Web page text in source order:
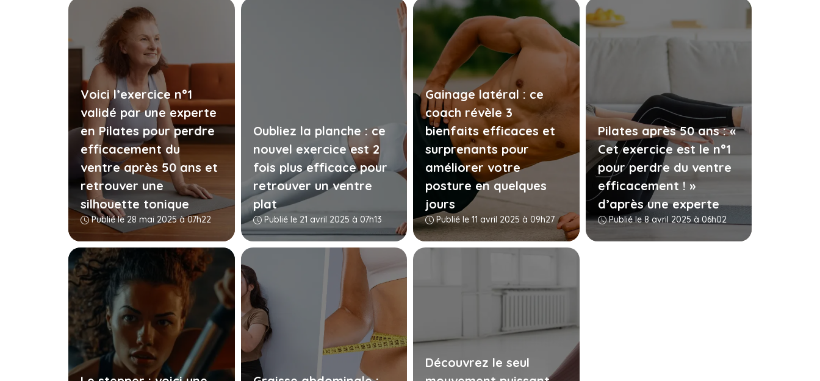
Voici l’exercice n°1
validé par une experte
en Pilates pour perdre
efficacement du
ventre après 50 ans et
retrouver une
silhouette tonique
Publié le 28 mai 2025 à 07h22
Oubliez la planche : ce
nouvel exercice est 2
fois plus efficace pour
retrouver un ventre
plat
Publié le 21 avril 2025 à 07h13
Gainage latéral : ce
coach révèle 3
bienfaits efficaces et
surprenants pour
améliorer votre
posture en quelques
jours
Publié le 11 avril 2025 à 09h27
Pilates après 50 ans : «
Cet exercice est le n°1
pour perdre du ventre
efficacement ! »
d’après une experte
Publié le 8 avril 2025 à 06h02
Découvrez le seul